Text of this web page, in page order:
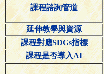
課程諮詢管道
延伸教學與資源
課程對應SDGs指標
課程是否導入AI